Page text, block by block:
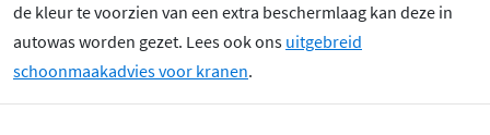
de kleur te voorzien van een extra beschermlaag kan deze in
autowas worden gezet. Lees ook ons uitgebreid
schoonmaakadvies voor kranen.